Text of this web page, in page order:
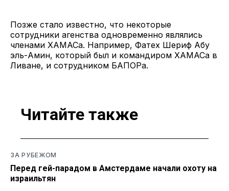
Позже стало известно, что некоторые
сотрудники агенства одновременно являлись
членами ХАМАСа. Например, Фатех Шериф Абу
эль-Амин, который был и командиром ХАМАСа в
Ливане, и сотрудником БАПОРа.
Читайте также
ЗА РУБЕЖОМ
Перед гей-парадом в Амстердаме начали охоту на
израильтян